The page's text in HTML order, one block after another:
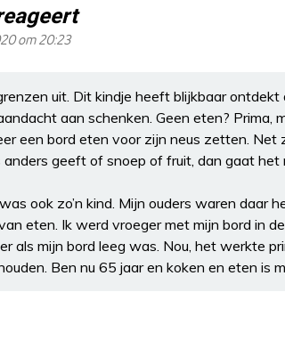
om 20:23
uit. Dit kindje heeft blijkbaar
aan schenken. Geen eten? Prima,
een bord eten voor zijn neus zetten. Net
geeft of snoep of fruit, dan gaat het
ook zo’n kind. Mijn ouders waren daar
eten. Ik werd vroeger met mijn bord in
als mijn bord leeg was. Nou, het werkte
Ben nu 65 jaar en koken en eten is